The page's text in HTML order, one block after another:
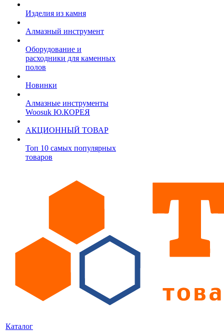
Изделия из камня
Алмазный инструмент
Оборудование и
расходники для каменных
полов
Новинки
Алмазные инструменты
Woosuk Ю.КОРЕЯ
АКЦИОННЫЙ ТОВАР
Топ 10 самых популярных
товаров
Каталог